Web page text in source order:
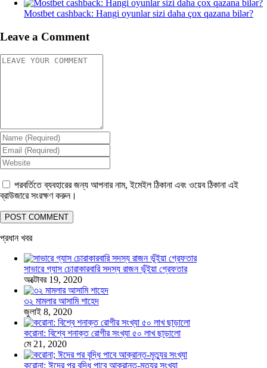
Mostbet cashback: Hangi oyunlar sizi daha çox qazana bilər?
Leave a Comment
পরবর্তিতে ব্যবহারের জন্য আপনার নাম, ইমেইল ঠিকানা এবং ওয়েব ঠিকানা এই
ব্রাউজারে সংরক্ষণ করুন।
প্রধান খবর
সাভারে গ্যাস চোরাকারবারি সদস্য রাজন ভূঁইয়া গ্রেফতার
অক্টোবর 19, 2020
৩২ মামলার আসামি শাহেদ
জুলাই 8, 2020
করোনা: বিশ্বে শনাক্ত রোগীর সংখ্যা ৫০ লাখ ছাড়ালো
মে 21, 2020
করোনা; ঈদের পর বৃদ্ধি পাবে আক্রান্ত-মৃত্যুর সংখ্যা